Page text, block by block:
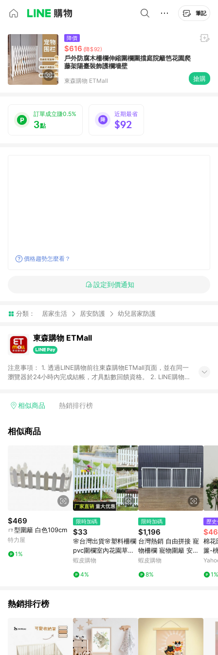
筆記
降價
$616 (降$92)
戶外防腐木柵欄伸縮圍欄圍擋庭院籬笆花園爬
藤架陽臺裝飾護欄墻壁
東森購物 ETMall 搶購
訂單成立賺0.5%
3點
近期最省
$92
價格趨勢怎麼看？
設定到價通知
分類： 居家生活 居安防護 幼兒居家防護
東森購物 ETMall
注意事項： 1. 透過LINE購物前往東森購物ETMall頁面，並在同一
瀏覽器於24小時內完成結帳，才具點數回饋資格。 2. LINE購物
單，皆不在點數回饋範圍內。 3. 如購買以下類別商品，將無法獲
球嚴選、商城、專案商品、「草莓網」全館商品。 4. 如取消訂
回饋。 5. 點數回饋會扣除所有折扣優惠後之最終發票金額計算，
實際回饋請依LINE購物通知為主。 6. 訂單如有使用東森購物
ETMall站內之折扣優惠(包含但不限於東森幣、樂透金、東森現金
券等)，不具點數回饋資格。詳細請依東森購物ETMall之結帳頁面
顯示為準。 7. LINE購物設有「單一商品最高回饋點數」機制(特
殊活動時開放「回饋無上限」)，以同一訂單中同一商品不論件數
計算，並依訂單成立時間當下LINE購物所設定的回饋機制為準。
8. LINE購物為購物資訊整合性平台，商品資料更新會有時間差，
如顯示之商品規格、顏色、價位、贈品與東森購物ETMall銷售網
頁不符，以銷售網頁標示為準。 9. 若有贈點爭議，請務必於訂單
日期+180天以內至LINE購物客服洽詢；若超過180天(含)以上進
行申訴，恕無法贈點回饋。 10. 部分點數紅包僅限指定商品使
用，或不適用於無回饋商品。各點數紅包之適用商品與使用條件
請依點數紅包頁面規則為準。
相似商品 熱銷排行榜
相似商品
$469
ㄇ型圍籬 白色109cm
特力屋
1%
限時加碼
$33
🌸台灣出貨🌸塑料柵欄
pvc圍欄室內花園草坪
農村庭院戶外菜園護欄
墅小圍欄花園 園藝柵欄
蝦皮購物
4%
限時加碼
$1,196
台灣熱銷 自由拼接 寵
物柵欄 寵物圍籬 安全
隔離欄 狗籠 貓籠 鐵網
安裝 寵物隔離門 守護
蝦皮購物
8%
歷
棉花
簾-
1%
熱銷排行榜